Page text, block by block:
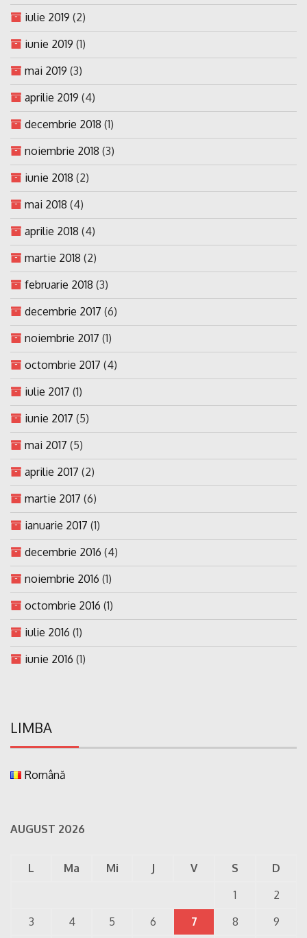
iulie 2019 (2)
iunie 2019 (1)
mai 2019 (3)
aprilie 2019 (4)
decembrie 2018 (1)
noiembrie 2018 (3)
iunie 2018 (2)
mai 2018 (4)
aprilie 2018 (4)
martie 2018 (2)
februarie 2018 (3)
decembrie 2017 (6)
noiembrie 2017 (1)
octombrie 2017 (4)
iulie 2017 (1)
iunie 2017 (5)
mai 2017 (5)
aprilie 2017 (2)
martie 2017 (6)
ianuarie 2017 (1)
decembrie 2016 (4)
noiembrie 2016 (1)
octombrie 2016 (1)
iulie 2016 (1)
iunie 2016 (1)
LIMBA
Română
AUGUST 2026
L Ma Mi J V S
D
1
2
3
4 5 6 7 8 9